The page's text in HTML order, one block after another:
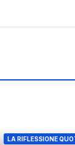
LA RIFLESSIONE